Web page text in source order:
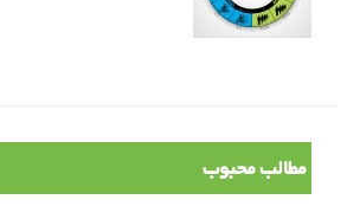
مطالب محبوب